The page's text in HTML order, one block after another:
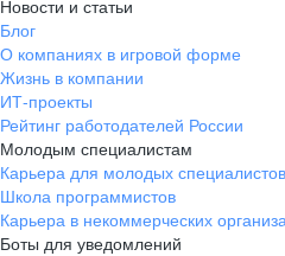
Новости и статьи
Блог
О компаниях в игровой форме
Жизнь в компании
ИТ-проекты
Рейтинг работодателей России
Молодым специалистам
Карьера для молодых специалистов
Школа программистов
Карьера в некоммерческих
Боты для уведомлений